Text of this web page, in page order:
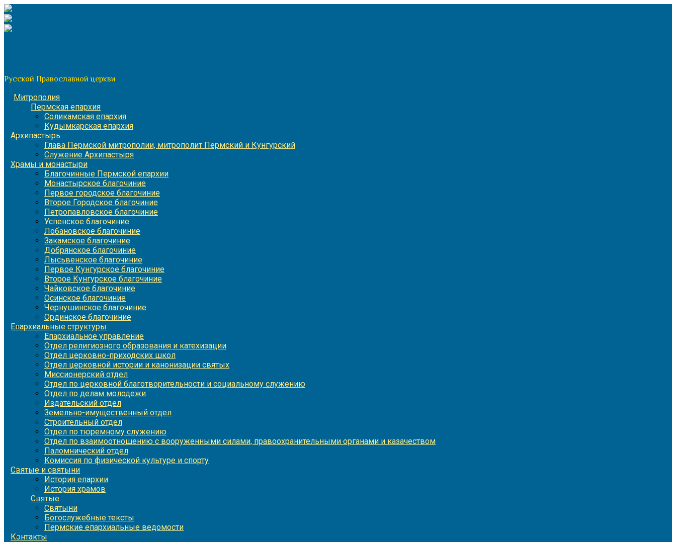
Перейти
к
содержимому
Русской Православной церкви
Митрополия
Пермская епархия
Соликамская епархия
Кудымкарская епархия
Архипастырь
Глава Пермской митрополии, митрополит Пермский и Кунгурский
Служение Архипастыря
Храмы и монастыри
Благочинные Пермской епархии
Монастырское благочиние
Первое городское благочиние
Второе Городское благочиние
Петропавловское благочиние
Успенское благочиние
Лобановское благочиние
Закамское благочиние
Добрянское благочиние
Лысьвенское благочиние
Первое Кунгурское благочиние
Второе Кунгурское благочиние
Чайковское благочиние
Осинское благочиние
Чернушинское благочиние
Ординское благочиние
Епархиальные структуры
Епархиальное управление
Отдел религиозного образования и катехизации
Отдел церковно-приходских школ
Отдел церковной истории и канонизации святых
Миссионерский отдел
Отдел по церковной благотворительности и социальному служению
Отдел по делам молодежи
Издательский отдел
Земельно-имущественный отдел
Строительный отдел
Отдел по тюремному служению
Отдел по взаимоотношению с вооруженными силами, правоохранительными органами и казачеством
Паломнический отдел
Комиссия по физической культуре и спорту
Святые и святыни
История епархии
История храмов
Святые
Святыни
Богослужебные тексты
Пермские епархиальные ведомости
Контакты